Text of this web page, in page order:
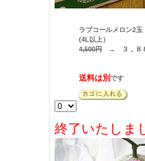
ラブコールメロン2玉
(4L以上）
4,500円 → ３，８
送料は別 です
終了いたしま